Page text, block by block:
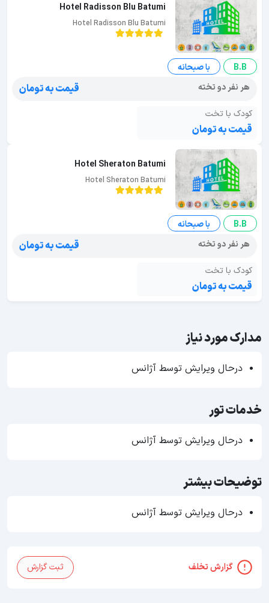
Hotel Radisson Blu Batumi
Hotel Radisson Blu Batumi
B.B
با صبحانه
هر نفر دو تخته
قیمت به تومان
کودک با تخت
قیمت به تومان
Hotel Sheraton Batumi
Hotel Sheraton Batumi
B.B
با صبحانه
هر نفر دو تخته
قیمت به تومان
کودک با تخت
قیمت به تومان
مدارک مورد نیاز
درحال ویرایش توسط آژانس
خدمات تور
درحال ویرایش توسط آژانس
توضیحات بیشتر
درحال ویرایش توسط آژانس
گزارش تخلف ثبت گزارش